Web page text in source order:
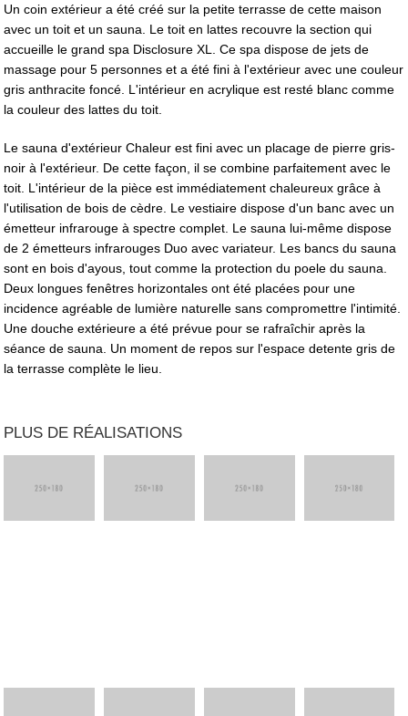
Un coin extérieur a été créé sur la petite terrasse de cette maison
avec un toit et un sauna. Le toit en lattes recouvre la section qui
accueille le grand spa Disclosure XL. Ce spa dispose de jets de
massage pour 5 personnes et a été fini à l'extérieur avec une couleur
gris anthracite foncé. L'intérieur en acrylique est resté blanc comme
la couleur des lattes du toit.
Le sauna d'extérieur Chaleur est fini avec un placage de pierre gris-
noir à l'extérieur. De cette façon, il se combine parfaitement avec le
toit. L'intérieur de la pièce est immédiatement chaleureux grâce à
l'utilisation de bois de cèdre. Le vestiaire dispose d'un banc avec un
émetteur infrarouge à spectre complet. Le sauna lui-même dispose
de 2 émetteurs infrarouges Duo avec variateur. Les bancs du sauna
sont en bois d'ayous, tout comme la protection du poele du sauna.
Deux longues fenêtres horizontales ont été placées pour une
incidence agréable de lumière naturelle sans compromettre l'intimité.
Une douche extérieure a été prévue pour se rafraîchir après la
séance de sauna. Un moment de repos sur l'espace detente gris de
la terrasse complète le lieu.
PLUS DE RÉALISATIONS